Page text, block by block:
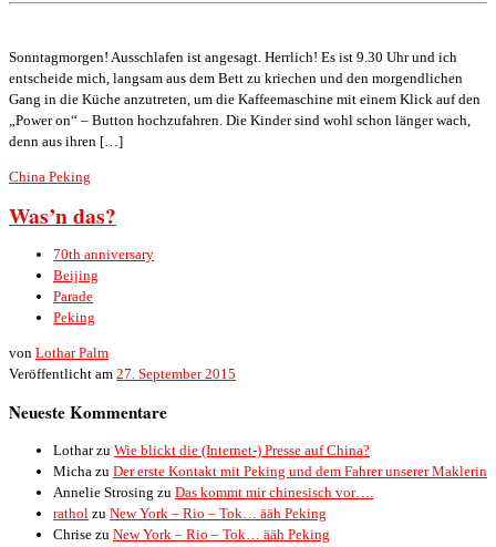
Sonntagmorgen! Ausschlafen ist angesagt. Herrlich! Es ist 9.30 Uhr und ich
entscheide mich, langsam aus dem Bett zu kriechen und den morgendlichen
Gang in die Küche anzutreten, um die Kaffeemaschine mit einem Klick auf den
„Power on“ – Button hochzufahren. Die Kinder sind wohl schon länger wach,
denn aus ihren […]
China Peking
Was’n das?
70th anniversary
Beijing
Parade
Peking
von Lothar Palm
Veröffentlicht am 27. September 2015
Neueste Kommentare
Lotharzu Wie blickt die (Internet-) Presse auf China?
Micha zu Der erste Kontakt mit Peking und dem Fahrer unserer Maklerin
Annelie Strosing zu Das kommt mir chinesisch vor….
rathol zu New York – Rio – Tok… ääh Peking
Chrise zu New York – Rio – Tok… ääh Peking